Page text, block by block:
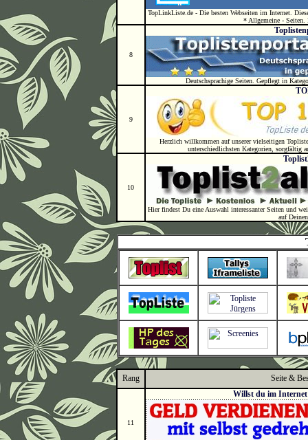
TopLinkListe.de - Die besten Webseiten im Internet.
* Allgemeine -
8
Deutschsprachige Seiten. Gepflegt in
9
Herzlich willkommen auf unserer vielseitigen
unterschiedlichsten Kategorien, sorgfältig
10
Hier findest Du eine Auswahl interessanter Seiten und
auf
Rang Seite &
11
Willst du im Internet